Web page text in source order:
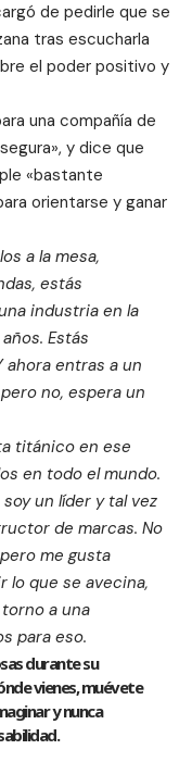
de pedirle que se
tras escucharla
el poder positivo y
una compañía de
y dice que
«bastante
orientarse y ganar
a la mesa,
estás
industria en la
Estás
ahora entras a un
no, espera un
titánico en ese
en todo el mundo.
un líder y tal vez
de marcas. No
me gusta
lo que se avecina,
a una
para eso.
durante su
vienes, muévete
y nunca